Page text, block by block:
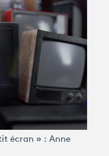
écran » : Anne